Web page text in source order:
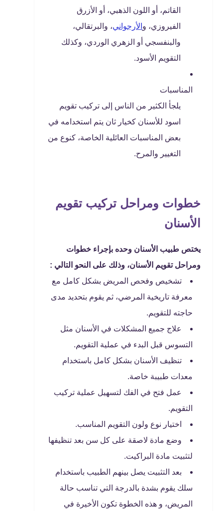
القاتم، أو اللون الذهبي، أو الأزرق
الفيروزي، و الأرجواني، والبرتقالي،
والبنفسجي أو الزهري الوردي، وكذلك
التقويم الأسود.
المناسبات
يلجأ الكثير من الناس إلى تركيب تقويم
اسود للأسنان كخيار ثان يتم استخدامه في
بعض المناسبات العائلية الخاصة، كنوع من
التغيير والمرح.
خطوات ومراحل تركيب تقويم
الأسنان
يختص طبيب الأسنان وحده بإجراء خطوات
ومراحل تقويم الأسنان، وذلك على النحو التالي :
تشخيص وفحص المريض بشكل كامل مع
معرفة تاريخية المرضي، ثم يقوم بتحديد مدى
حاجته للتقويم.
علاج جميع المشكلات في الأسنان مثل
التسوس قبل البدء في عملية التقويم.
تنظيف الأسنان بشكل كامل باستخدام
معدات طبيبة خاصة.
عمل فتح في الفك لتسهيل عملية تركيب
التقويم.
اختيار نوع ولون التقويم المناسب.
وضع مادة لاصقة على كل سن بعد تنظيفها
لتثبيت مادة البراكيت.
بعد التثبيت يصل بينهم الطبيب باستخدام
سلك يقوم بشدة بالدرجة التي تناسب حالة
المريض، و هذه الخطوة تكون الأخيرة في